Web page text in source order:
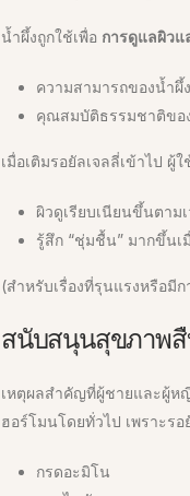
น้ำผึ้งถูกใช้เพื่อ การดูแลผิวแ
ความสามารถของน้ำผึ้
คุณสมบัติธรรมชาติขอ
เมื่อเติมรอยัลเจลลี่เข้าไป ผู้
ผิวดูเรียบเนียนขึ้นตาม
รู้สึก “ชุ่มชื้น” มากขึ้นเ
(สำหรับเรื่องที่รุนแรงหรือมี
สนับสนุนสุขภาพ
เหตุผลสำคัญที่ผู้ชายและผู้ห
ฮอร์โมนโดยทั่วไป เพราะรอ
กรดอะมิโน